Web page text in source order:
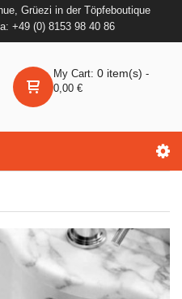
Grüezi in der Töpfeboutique
+49 (0) 8153 98 40 86
My Cart: 0 item(s) -
0,00 €